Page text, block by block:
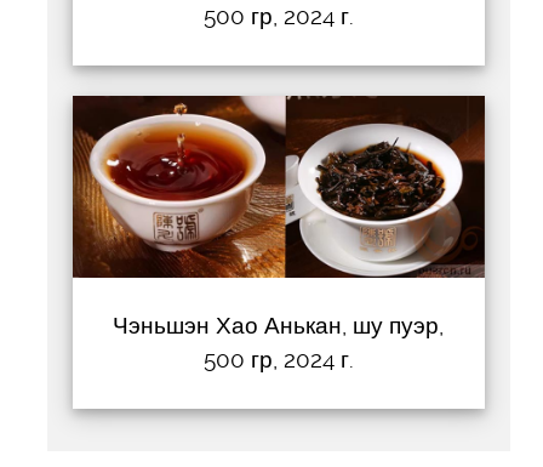
500 гр, 2024 г.
Чэньшэн Хао Анькан, шу пуэр,
500 гр, 2024 г.